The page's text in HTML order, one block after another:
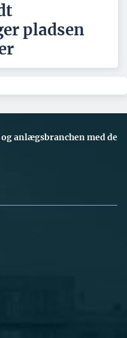
pladsen
anlægsbranchen med de